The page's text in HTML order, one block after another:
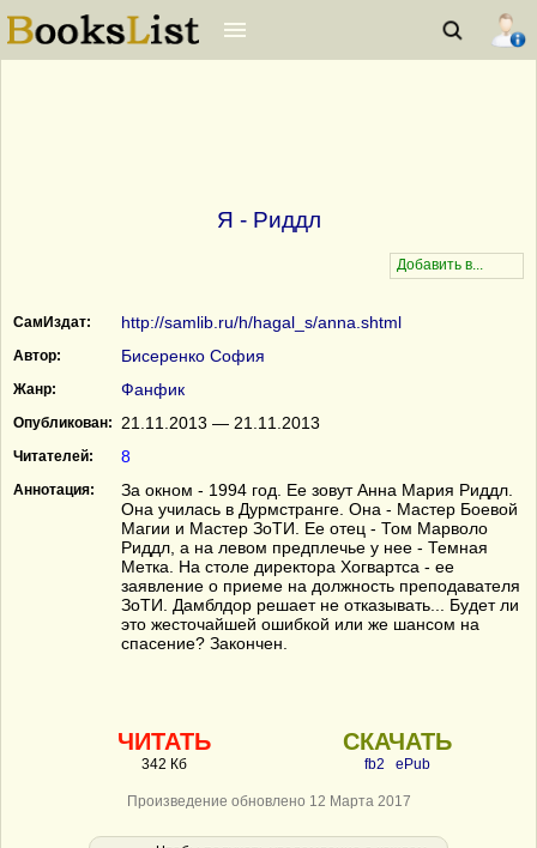
Я - Риддл
СамИздат: http://samlib.ru/h/hagal_s/anna.shtml
Автор: Бисеренко София
Жанр: Фанфик
Опубликован: 21.11.2013 — 21.11.2013
Читателей: 8
Аннотация:
За окном - 1994 год. Ее зовут Анна Мария Риддл.
Она училась в Дурмстранге. Она - Мастер Боевой
Магии и Мастер ЗоТИ. Ее отец - Том Марволо
Риддл, а на левом предплечье у нее - Темная
Метка. На столе директора Хогвартса - ее
заявление о приеме на должность преподавателя
ЗоТИ. Дамблдор решает не отказывать... Будет ли
это жесточайшей ошибкой или же шансом на
спасение? Закончен.
ЧИТАТЬ
342 Кб
СКАЧАТЬ
fb2 ePub
Произведение обновлено 12 Марта 2017